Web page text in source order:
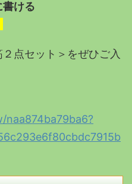
書ける
点セット＞をぜひご入